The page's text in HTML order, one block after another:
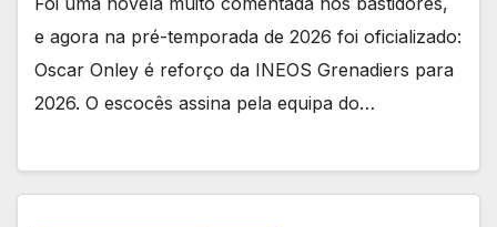
e agora na pré-temporada de 2026 foi oficializado:
Oscar Onley é reforço da INEOS Grenadiers para
2026. O escocês assina pela equipa do…